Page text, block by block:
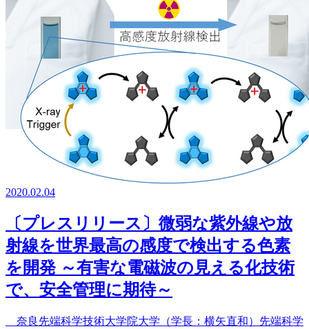
2020.02.04
〔プレスリリース〕微弱な紫外線や放
射線を世界最高の感度で検出する色素
を開発 ～有害な電磁波の見える化技術
で、安全管理に期待～
奈良先端科学技術大学院大学（学長：横矢直和）先端科学